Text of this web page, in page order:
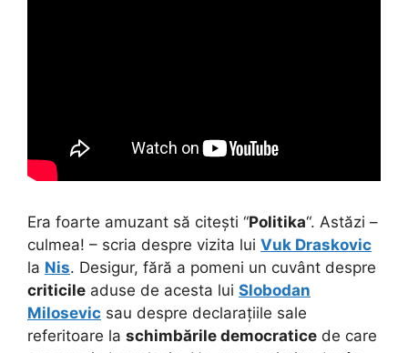
Era foarte amuzant să citești “Politika“. Astăzi –
culmea! – scria despre vizita lui Vuk Draskovic
la Nis. Desigur, fără a pomeni un cuvânt despre
criticile aduse de acesta lui Slobodan
Milosevic sau despre declarațiile sale
referitoare la schimbările democratice de care